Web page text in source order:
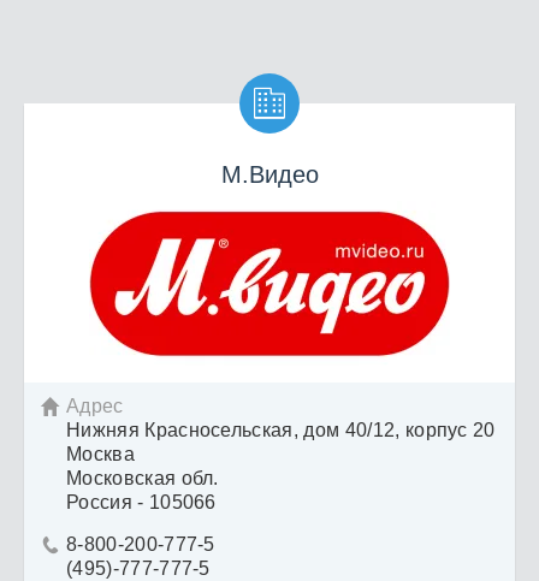

М.Видео
 Адрес
Нижняя Красносельская, дом 40/12, корпус 20
Москва
Московская обл.
Россия - 105066
 8-800-200-777-5
(495)-777-777-5